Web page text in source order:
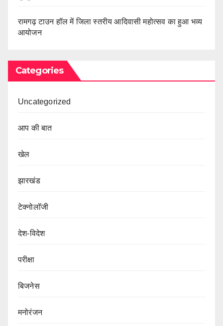
रामगढ़ टाउन हॉल में जिला स्तरीय आदिवासी महोत्सव का हुआ भव्य
आयोजन
Categories
Uncategorized
आप की बात
खेल
झारखंड
टेक्नोलॉजी
देश-विदेश
परीक्षा
बिजनेस
मनोरंजन